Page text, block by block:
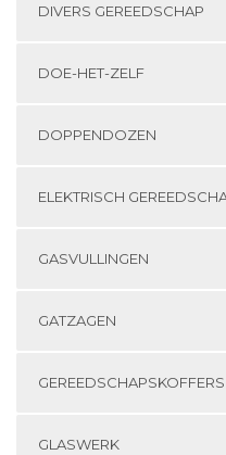
DIVERS GEREEDSCHAP
DOE-HET-ZELF
DOPPENDOZEN
ELEKTRISCH
GASVULLINGEN
GATZAGEN
GEREEDSCHAPSKOFFERS
GLASWERK